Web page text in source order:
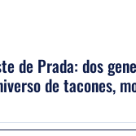
de Prada: dos
de tacones,